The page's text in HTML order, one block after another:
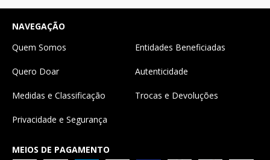
NAVEGAÇÃO
Quem Somos
Entidades Beneficiadas
Quero Doar Autenticidade
Medidas e Classificação Trocas e Devoluções
Privacidade e Segurança
MEIOS DE PAGAMENTO